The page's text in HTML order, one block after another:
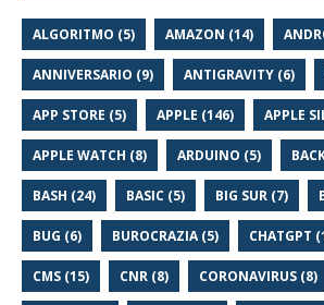
ALGORITMO (5) AMAZON (14)
ANNIVERSARIO (9) ANTIGRAVITY (6)
APP STORE (5) APPLE (146) APPLE
APPLE WATCH (8) ARDUINO (5)
BASH (24) BASIC (5) BIG SUR (7)
BUG (6) BUROCRAZIA (5) CHATGPT
CMS (15) CNR (8) CORONAVIRUS (8)